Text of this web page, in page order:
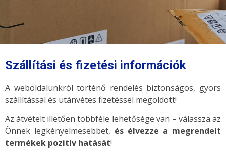
Szállítási és fizetési információk
A weboldalunkról történő rendelés biztonságos, gyors
szállítással és utánvétes fizetéssel megoldott!
Az átvételt illetően többféle lehetősége van – válassza az
Önnek legkényelmesebbet, és élvezze a megrendelt
termékek pozitív hatását!